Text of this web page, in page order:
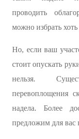
проводить
можно избрать
Но, если ваш
стоит опускать
нельзя.
перевоплощения
надела. Более
предложим для вас